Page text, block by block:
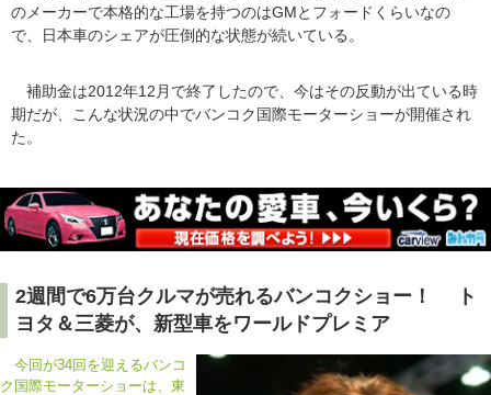
のメーカーで本格的な工場を持つのはGMとフォードくらいなの
で、日本車のシェアが圧倒的な状態が続いている。
補助金は2012年12月で終了したので、今はその反動が出ている時
期だが、こんな状況の中でバンコク国際モーターショーが開催され
た。
2週間で6万台クルマが売れるバンコクショー！ ト
ヨタ＆三菱が、新型車をワールドプレミア
今回が34回を迎えるバンコ
ク国際モーターショーは、東